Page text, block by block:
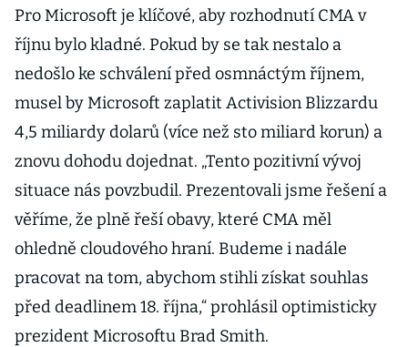
nabídli
regulátorům
se mohli spojit
Pro Microsoft je klíčové, aby rozhodnutí CMA v
říjnu bylo kladné. Pokud by se tak nestalo a
nedošlo ke schválení před osmnáctým říjnem,
musel by Microsoft zaplatit Activision Blizzardu
4,5 miliardy dolarů (více než sto miliard korun) a
znovu dohodu dojednat. „Tento pozitivní vývoj
situace nás povzbudil. Prezentovali jsme řešení a
věříme, že plně řeší obavy, které CMA měl
ohledně cloudového hraní. Budeme i nadále
pracovat na tom, abychom stihli získat souhlas
před deadlinem 18. října,“ prohlásil optimisticky
prezident Microsoftu Brad Smith.